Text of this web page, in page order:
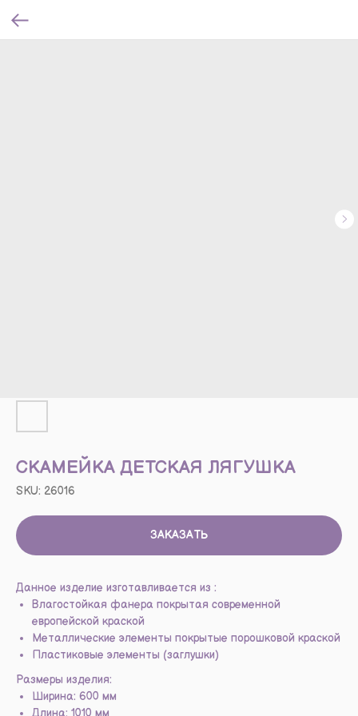
СКАМЕЙКА ДЕТСКАЯ ЛЯГУШКА
SKU: 26016
ЗАКАЗАТЬ
Данное изделие изготавливается из :
Влагостойкая фанера покрытая современной
европейской краской
Металлические элементы покрытые порошковой краской
Пластиковые элементы (заглушки)
Размеры изделия:
Ширина: 600 мм
Длина: 1010 мм